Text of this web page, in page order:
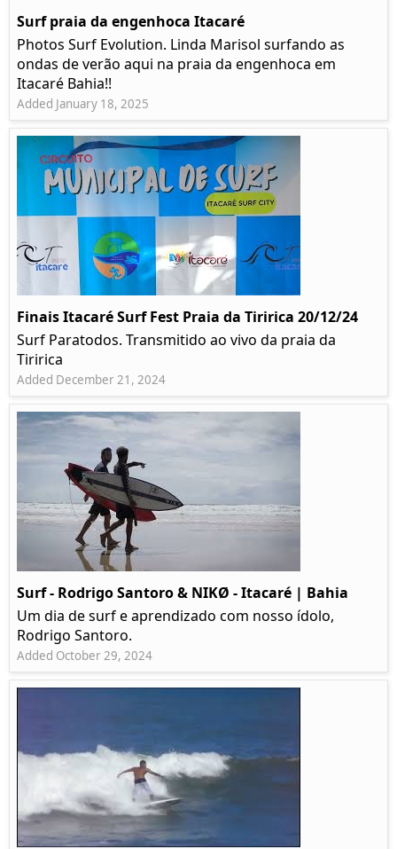
Surf praia da engenhoca Itacaré
Photos Surf Evolution. Linda Marisol surfando as
ondas de verão aqui na praia da engenhoca em
Itacaré Bahia!!
Added January 18, 2025
Finais Itacaré Surf Fest Praia da Tiririca 20/12/24
Surf Paratodos. Transmitido ao vivo da praia da
Tiririca
Added December 21, 2024
Surf - Rodrigo Santoro & NIKØ - Itacaré | Bahia
Um dia de surf e aprendizado com nosso ídolo,
Rodrigo Santoro.
Added October 29, 2024